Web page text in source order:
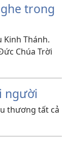
trong
Thánh.
Chúa Trời
người
thương tất cả